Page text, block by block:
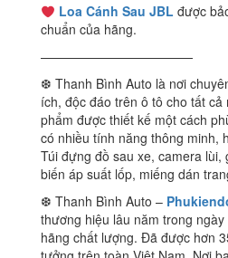
Loa Cánh Sau JBL được
chuẩn của hãng.
————————————
❆ Thanh Bình Auto là nơi
ích, độc đáo trên ô tô cho tất cả
phẩm được thiết kế một cách
có nhiều tính năng thông minh,
Túi đựng đồ sau xe, camera lùi,
biến áp suất lốp, miếng dán
❆ Thanh Bình Auto –
thương hiệu lâu năm trong
hãng chất lượng. Đã được hơn